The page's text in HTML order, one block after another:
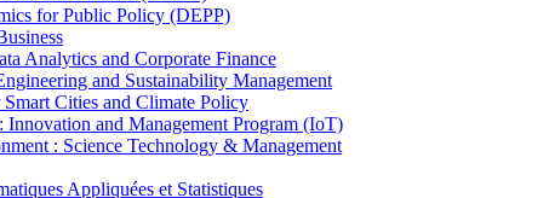
for Public Policy (DEPP)
Analytics and Corporate Finance
and Sustainability Management
Cities and Climate Policy
and Management Program (IoT)
: Science Technology & Management
Appliquées et Statistiques